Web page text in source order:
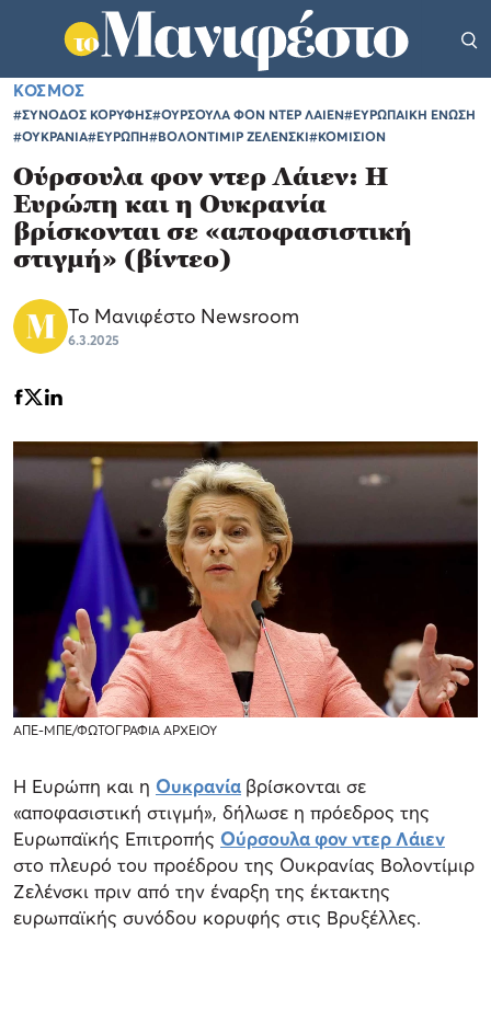
ΚΟΣΜΟΣ
#ΣΥΝΟΔΟΣ ΚΟΡΥΦΗΣ#ΟΥΡΣΟΥΛΑ ΦΟΝ ΝΤΕΡ ΛΑΙΕΝ#ΕΥΡΩΠΑΙΚΗ ΕΝΩΣΗ
#ΟΥΚΡΑΝΙΑ#ΕΥΡΩΠΗ#ΒΟΛΟΝΤΙΜΙΡ ΖΕΛΕΝΣΚΙ#ΚΟΜΙΣΙΟΝ
Ούρσουλα φον ντερ Λάιεν: Η
Ευρώπη και η Ουκρανία
βρίσκονται σε «αποφασιστική
στιγμή» (βίντεο)
Το Μανιφέστο Newsroom
6.3.2025
ΑΠΕ-ΜΠΕ/ΦΩΤΟΓΡΑΦΙΑ ΑΡΧΕΙΟΥ
Η Ευρώπη και η Ουκρανία βρίσκονται σε
«αποφασιστική στιγμή», δήλωσε η πρόεδρος της
Ευρωπαϊκής Επιτροπής Ούρσουλα φον ντερ Λάιεν
στο πλευρό του προέδρου της Ουκρανίας Βολοντίμιρ
Ζελένσκι πριν από την έναρξη της έκτακτης
ευρωπαϊκής συνόδου κορυφής στις Βρυξέλλες.